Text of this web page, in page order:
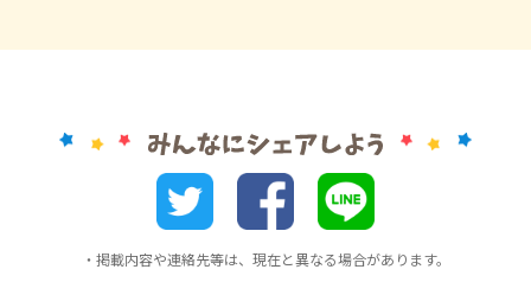
・掲載内容や連絡先等は、現在と異なる場合があります。